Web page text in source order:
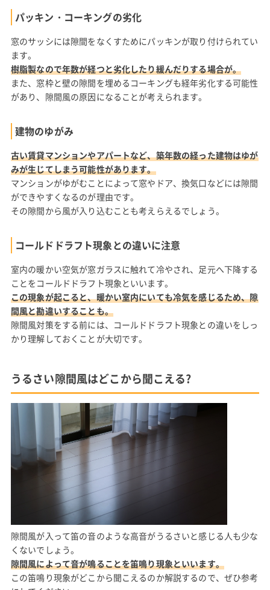
パッキン・コーキングの劣化
窓のサッシには隙間をなくすためにパッキンが取り付けられてい
ます。
樹脂製なので年数が経つと劣化したり緩んだりする場合が。
また、窓枠と壁の隙間を埋めるコーキングも経年劣化する可能性
があり、隙間風の原因になることが考えられます。
建物のゆがみ
古い賃貸マンションやアパートなど、築年数の経った建物はゆが
みが生じてしまう可能性があります。
マンションがゆがむことによって窓やドア、換気口などには隙間
ができやすくなるのが理由です。
その隙間から風が入り込むことも考えらえるでしょう。
コールドドラフト現象との違いに注意
室内の暖かい空気が窓ガラスに触れて冷やされ、足元へ下降する
ことをコールドドラフト現象といいます。
この現象が起こると、暖かい室内にいても冷気を感じるため、隙
間風と勘違いすることも。
隙間風対策をする前には、コールドドラフト現象との違いをしっ
かり理解しておくことが大切です。
うるさい隙間風はどこから聞こえる?
隙間風が入って笛の音のような高音がうるさいと感じる人も少な
くないでしょう。
隙間風によって音が鳴ることを笛鳴り現象といいます。
この笛鳴り現象がどこから聞こえるのか解説するので、ぜひ参考